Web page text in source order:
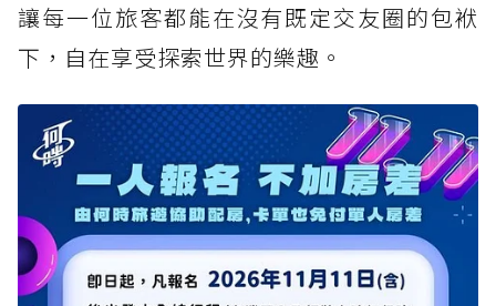
讓每一位旅客都能在沒有既定交友圈的包袱
下，自在享受探索世界的樂趣。